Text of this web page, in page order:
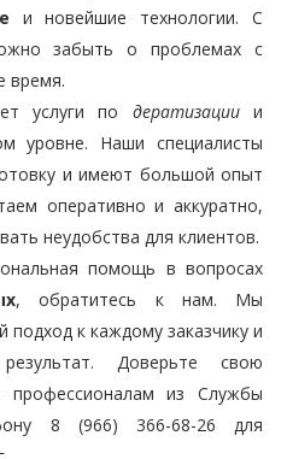
и новейшие технологии. С
забыть о проблемах с
время.
услуги по дератизациии
уровне. Наши специалисты
и имеют большой опыт
оперативно и аккуратно,
неудобства для клиентов.
помощь в вопросах
, обратитесь к нам. Мы
подход к каждому заказчику и
Доверьте свою
профессионалам из Службы
8 (966) 366-68-26 для